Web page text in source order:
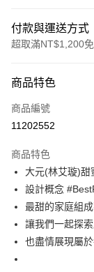
付款與運送方式
超取滿NT$1,200
信用卡一次付款
超商取貨付款
街口支付
悠遊付
大哥付你分期
相關說明
ATM付款
商品特色
商品編號
11202552
商品特色
大元(林艾璇)甜
設計概念
最甜的家庭組
讓我們一起探
也盡情展現屬